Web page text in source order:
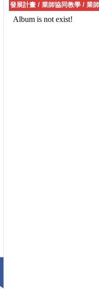
發展計畫 / 業師協同教學 / 業